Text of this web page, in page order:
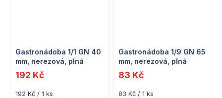
Gastronádoba 1/1 GN 40
mm, nerezová, plná
192 Kč
Měrná
192 Kč / 1 ks
Gastronádoba 1/9 GN 65
mm, nerezová, plná
83 Kč
Měrná
83 Kč / 1 ks